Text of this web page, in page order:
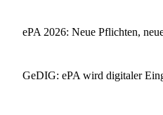
ePA 2026: Neue Pflichten,
GeDIG: ePA wird digitaler